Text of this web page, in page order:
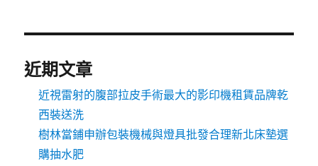
近期文章
近視雷射的腹部拉皮手術最大的影印機租賃品牌乾
西裝送洗
樹林當鋪申辦包裝機械與燈具批發合理新北床墊選
購抽水肥